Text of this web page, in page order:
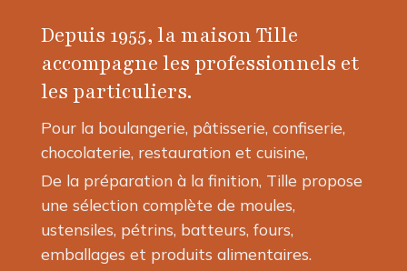
Depuis 1955, la maison Tille
accompagne les professionnels et
les particuliers.
Pour la boulangerie, pâtisserie, confiserie,
chocolaterie, restauration et cuisine,
De la préparation à la finition, Tille propose
une sélection complète de moules,
ustensiles, pétrins, batteurs, fours,
emballages et produits alimentaires.